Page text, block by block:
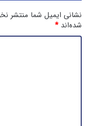
نشانی ایمیل شما منتشر
شده‌اند*